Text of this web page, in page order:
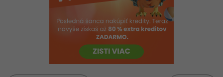
JavaScript -80%
-30%
Photoshop
Adobe Illustrator -80%
Adobe Lightroom -30%